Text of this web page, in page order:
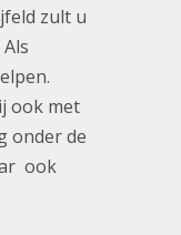
zult u
ook met
onder de
ook